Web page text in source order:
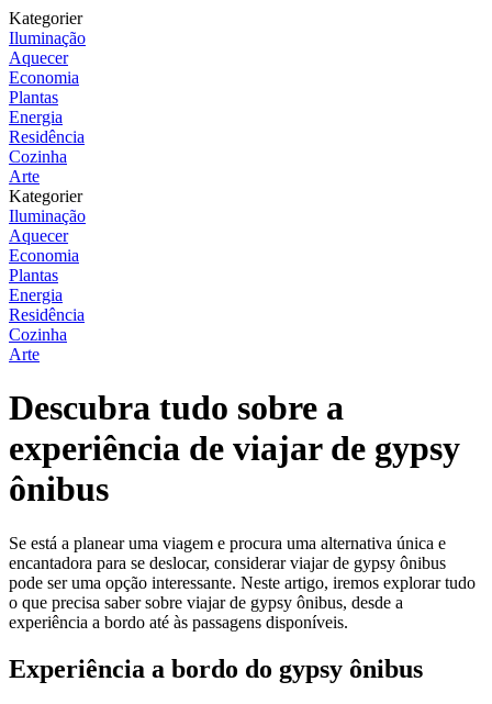
Kategorier
Iluminação
Aquecer
Economia
Plantas
Energia
Residência
Cozinha
Arte
Kategorier
Iluminação
Aquecer
Economia
Plantas
Energia
Residência
Cozinha
Arte
Descubra tudo sobre a
experiência de viajar de gypsy
ônibus
Se está a planear uma viagem e procura uma alternativa única e
encantadora para se deslocar, considerar viajar de gypsy ônibus
pode ser uma opção interessante. Neste artigo, iremos explorar tudo
o que precisa saber sobre viajar de gypsy ônibus, desde a
experiência a bordo até às passagens disponíveis.
Experiência a bordo do gypsy ônibus